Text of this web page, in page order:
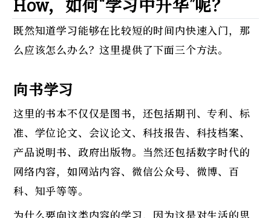
How，如何“学习中升华”呢？
既然知道学习能够在比较短的时间内快速入门，那
么应该怎么办么？这里提供了下面三个方法。
向书学习
这里的书本不仅仅是图书，还包括期刊、专利、标
准、学位论文、会议论文、科技报告、科技档案、
产品说明书、政府出版物。当然还包括数字时代的
网络内容，如网站内容、微信公众号、微博、百
科、知乎等等。